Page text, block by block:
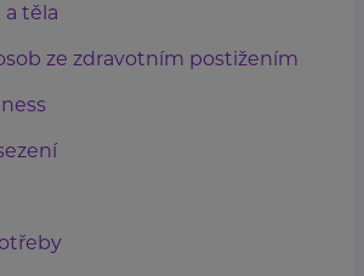
a těla
ze zdravotním postižením